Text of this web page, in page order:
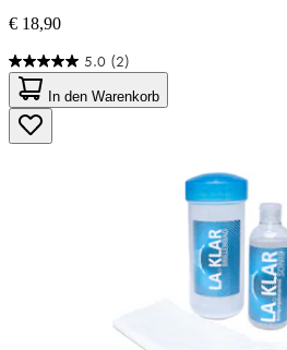
€ 18,90
5.0 (2)
5.0
von
5
Sternen.
2
In den Warenkorb